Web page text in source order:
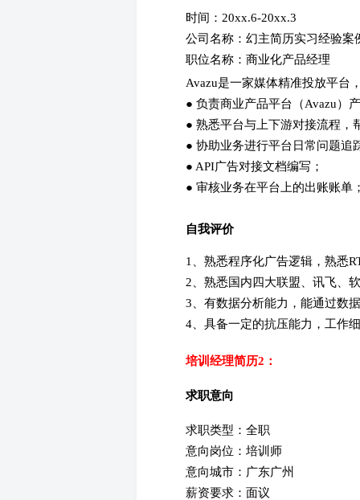
时间：20xx.6-20xx.3
公司名称：幻主简历实习经验
职位名称：商业化产品经理
Avazu是一家媒体精准投放平台
● 负责商业产品平台（Avazu）
● 熟悉平台与上下游对接流程，
● 协助业务进行平台日常问题追
● API广告对接文档编写；
● 审核业务在平台上的出账账单
自我评价
1、熟悉程序化广告逻辑，熟悉
2、熟悉国内四大联盟、讯飞、
3、有数据分析能力，能通过数
4、具备一定的抗压能力，工作
培训经理简历2：
求职意向
求职类型：全职
意向岗位：培训师
意向城市：广东广州
薪资要求：面议